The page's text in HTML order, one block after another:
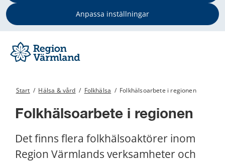
Anpassa inställningar
Start / Hälsa & vård / Folkhälsa / Folkhälsoarbete i regionen
Folkhälsoarbete i regionen
Det finns flera folkhälsoaktörer inom
Region Värmlands verksamheter och